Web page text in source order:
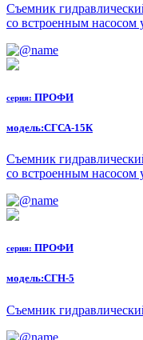
Съемник
со встроенным насосом
серия: ПРОФИ
модель:СГСА-15К
Съемник
со встроенным насосом
серия: ПРОФИ
модель:СГН-5
Съемник